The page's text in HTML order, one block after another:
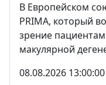
В Европейском
PRIMA, который
зрение
макулярной
08.08.2026 13:00:00